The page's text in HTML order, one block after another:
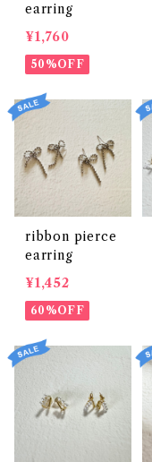
earring
¥1,760
50%OFF
ribbon pierce
earring
¥1,452
60%OFF